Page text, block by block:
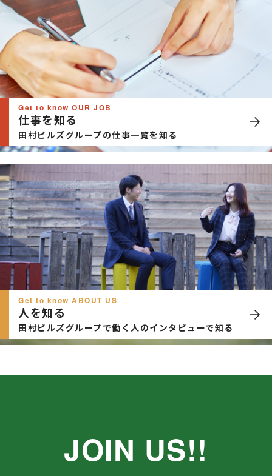
Get to know OUR JOB
仕事を知る
田村ビルズグループの仕事一覧を知る
Get to know ABOUT US
人を知る
田村ビルズグループで働く人のインタビューで知る
JOIN US!!